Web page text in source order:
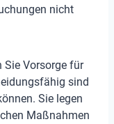
nicht
Vorsorge für
sind
Sie legen
Maßnahmen